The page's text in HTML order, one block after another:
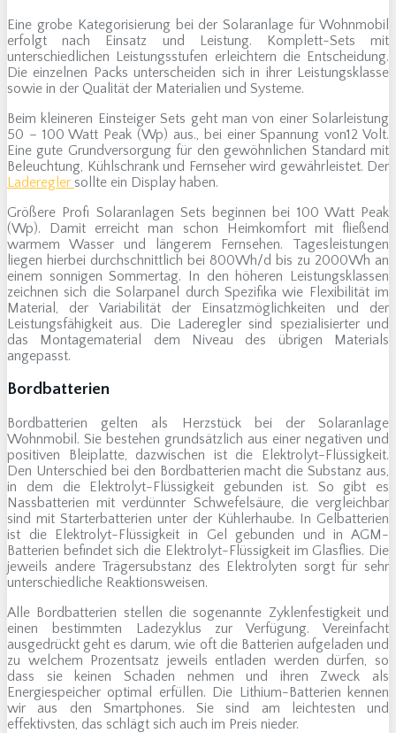
Eine grobe Kategorisierung bei der Solaranlage für Wohnmobil
erfolgt nach Einsatz und Leistung. Komplett-Sets mit
unterschiedlichen Leistungsstufen erleichtern die Entscheidung.
Die einzelnen Packs unterscheiden sich in ihrer Leistungsklasse
sowie in der Qualität der Materialien und Systeme.
Beim kleineren Einsteiger Sets geht man von einer Solarleistung
50 – 100 Watt Peak (Wp) aus., bei einer Spannung von12 Volt.
Eine gute Grundversorgung für den gewöhnlichen Standard mit
Beleuchtung, Kühlschrank und Fernseher wird gewährleistet. Der
Laderegler sollte ein Display haben.
Größere Profi Solaranlagen Sets beginnen bei 100 Watt Peak
(Wp). Damit erreicht man schon Heimkomfort mit fließend
warmem Wasser und längerem Fernsehen. Tagesleistungen
liegen hierbei durchschnittlich bei 800Wh/d bis zu 2000Wh an
einem sonnigen Sommertag. In den höheren Leistungsklassen
zeichnen sich die Solarpanel durch Spezifika wie Flexibilität im
Material, der Variabilität der Einsatzmöglichkeiten und der
Leistungsfähigkeit aus. Die Laderegler sind spezialisierter und
das Montagematerial dem Niveau des übrigen Materials
angepasst.
Bordbatterien
Bordbatterien gelten als Herzstück bei der Solaranlage
Wohnmobil. Sie bestehen grundsätzlich aus einer negativen und
positiven Bleiplatte, dazwischen ist die Elektrolyt-Flüssigkeit.
Den Unterschied bei den Bordbatterien macht die Substanz aus,
in dem die Elektrolyt-Flüssigkeit gebunden ist. So gibt es
Nassbatterien mit verdünnter Schwefelsäure, die vergleichbar
sind mit Starterbatterien unter der Kühlerhaube. In Gelbatterien
ist die Elektrolyt-Flüssigkeit in Gel gebunden und in AGM-
Batterien befindet sich die Elektrolyt-Flüssigkeit im Glasflies. Die
jeweils andere Trägersubstanz des Elektrolyten sorgt für sehr
unterschiedliche Reaktionsweisen.
Alle Bordbatterien stellen die sogenannte Zyklenfestigkeit und
einen bestimmten Ladezyklus zur Verfügung. Vereinfacht
ausgedrückt geht es darum, wie oft die Batterien aufgeladen und
zu welchem Prozentsatz jeweils entladen werden dürfen, so
dass sie keinen Schaden nehmen und ihren Zweck als
Energiespeicher optimal erfüllen. Die Lithium-Batterien kennen
wir aus den Smartphones. Sie sind am leichtesten und
effektivsten, das schlägt sich auch im Preis nieder.